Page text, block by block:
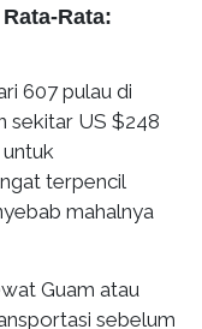
Rata:
607 pulau di
sekitar US $248
terpencil
mahalnya
Guam atau
sebelum